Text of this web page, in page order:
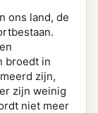
ons land, de
broedt in
zijn,
zijn weinig
niet meer